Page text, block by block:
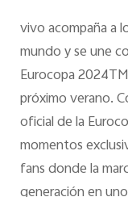
vivo acompaña a
mundo y se une
Eurocopa
próximo verano.
oficial de la
momentos
fans donde la